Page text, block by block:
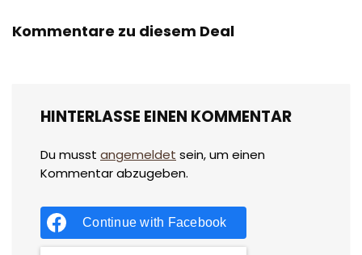
Kommentare zu diesem Deal
HINTERLASSE EINEN KOMMENTAR
Du musst angemeldet sein, um einen
Kommentar abzugeben.
Continue with Facebook